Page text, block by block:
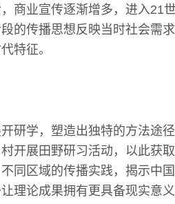
商业宣传逐渐增多，进入21
的传播思想反映当时社会需
特征。
研学，塑造出独特的方法途
开展田野研习活动，以此获
同区域的传播实践，揭示中
理论成果拥有更具备现实意